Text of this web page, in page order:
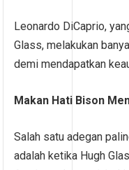
Leonardo DiCaprio,
Glass, melakukan
demi mendapatkan
Makan Hati Bison
Salah satu adegan
adalah ketika Hugh